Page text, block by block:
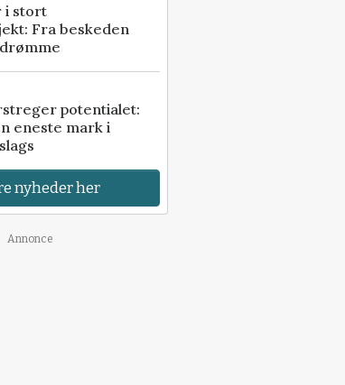
i stort
Fra beskeden
potentialet:
eneste mark i
nyheder her
Annonce